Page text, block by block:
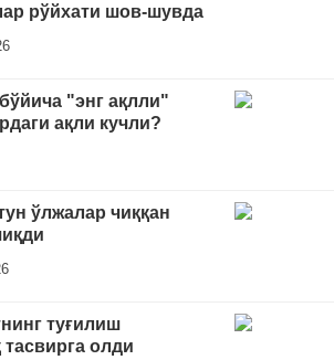
рўйхати шов-шувда
"энг ақлли"
ақли кучли?
ўлжалар чиққан
туғилиш
олди